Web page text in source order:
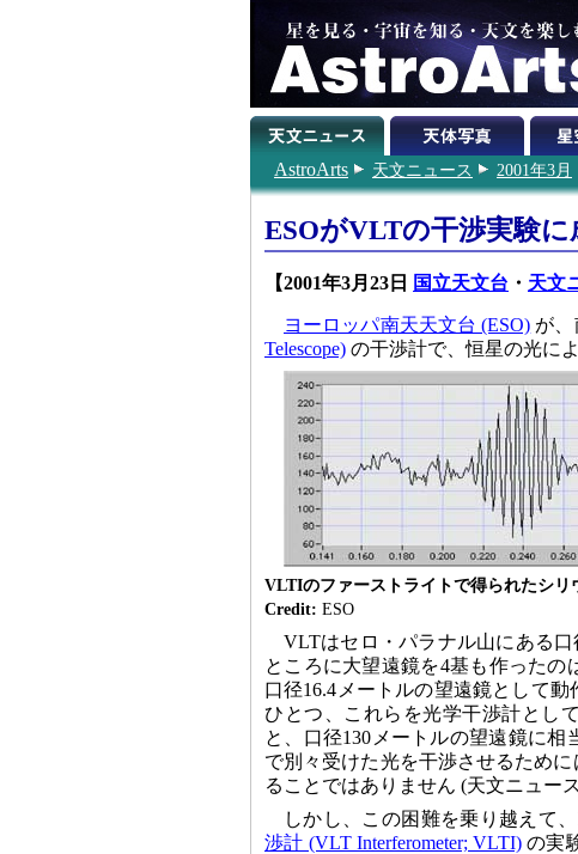
AstroArts 天文ニュース 2001年3月
ESOがVLTの干渉実験に
【2001年3月23日 国立天文台 ・ 天文
ヨーロッパ南天天文台 (ESO) が
Telescope) の干渉計で、恒星の光に
VLTIのファーストライトで得られたシリ
Credit: ESO
VLTはセロ・パラナル山にある
ところに大望遠鏡を4基も作った
口径16.4メートルの望遠鏡として
ひとつ、これらを光学干渉計とし
と、口径130メートルの望遠鏡に
で別々受けた光を干渉させるため
ることではありません (天文ニュース
しかし、この困難を乗り越えて
渉計 (VLT Interferometer; VLTI)の実